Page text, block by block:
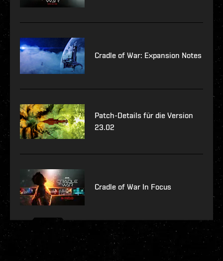
Cradle of War: Expansion Notes
Patch-Details für die Version
23.02
Cradle of War In Focus